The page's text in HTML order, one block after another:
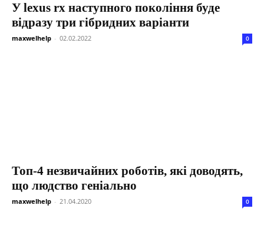
У lexus rx наступного покоління буде
відразу три гібридних варіанти
maxwelhelp - 02.02.2022 0
Топ-4 незвичайних роботів, які доводять,
що людство геніально
maxwelhelp - 21.04.2020 0